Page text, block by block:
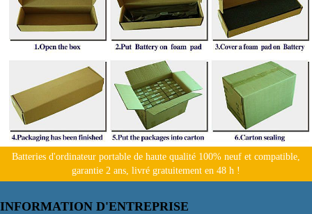
Batteries d'ordinateur portable de haute qualité 100% neuf et compatible,
garantie 2 ans, livré gratuitement en 48 h !
INFORMATION D'ENTREPRISE